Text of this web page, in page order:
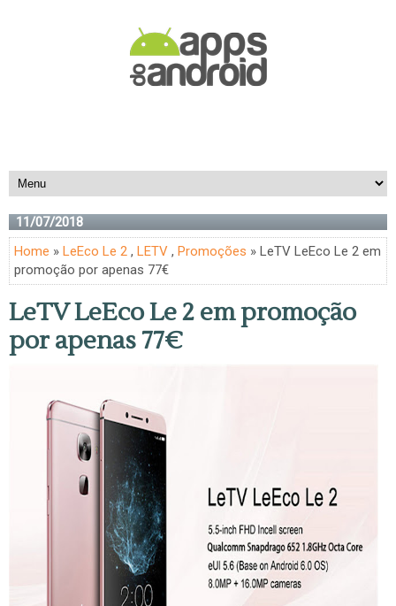
11/07/2018
Home » LeEco Le 2 , LETV , Promoções » LeTV LeEco Le 2 em
promoção por apenas 77€
LeTV LeEco Le 2 em promoção
por apenas 77€